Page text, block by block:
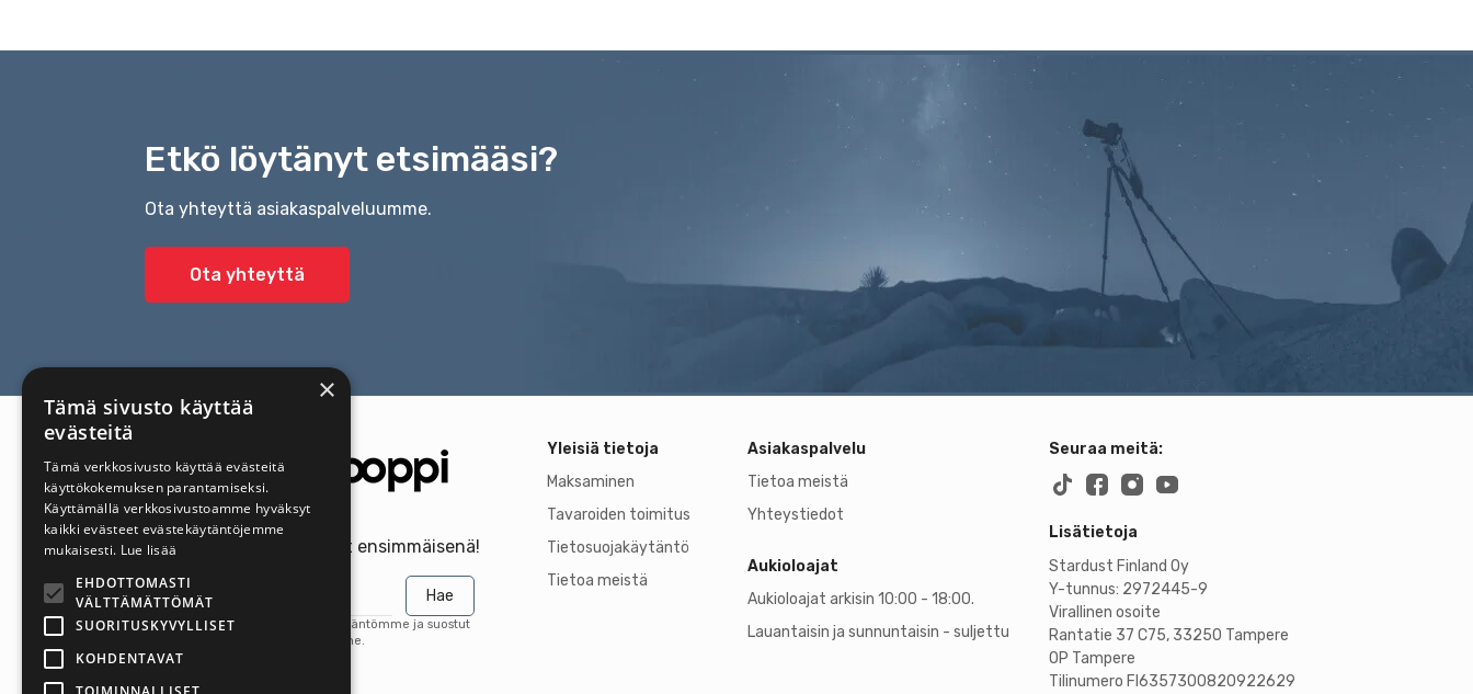
Etkö löytänyt etsimääsi?
Ota yhteyttä asiakaspalveluumme.
Ota yhteyttä
Saa uusimmat tarjoukset ensimmäisenä!
Hae
Tilaamalla hyväksyt tietosuojakäytäntömme ja suostut
saamaan päivityksiä yritykseltämme.
Yleisiä tietoja
Maksaminen
Tavaroiden toimitus
Tietosuojakäytäntö
Tietoa meistä
Asiakaspalvelu
Tietoa meistä
Yhteystiedot
Aukioloajat
Aukioloajat arkisin 10:00 - 18:00.
Lauantaisin ja sunnuntaisin - suljettu
Seuraa meitä:
Lisätietoja
Stardust Finland Oy
Y-tunnus: 2972445-9
Virallinen osoite
Rantatie 37 C75, 33250 Tampere
OP Tampere
Tilinumero FI6357300820922629
×
Tämä sivusto käyttää
evästeitä
Tämä verkkosivusto käyttää evästeitä
käyttökokemuksen parantamiseksi.
Käyttämällä verkkosivustoamme hyväksyt
kaikki evästeet evästekäytäntöjemme
mukaisesti. Lue lisää
EHDOTTOMASTI
VÄLTTÄMÄTTÖMÄT
SUORITUSKYVYLLISET
KOHDENTAVAT